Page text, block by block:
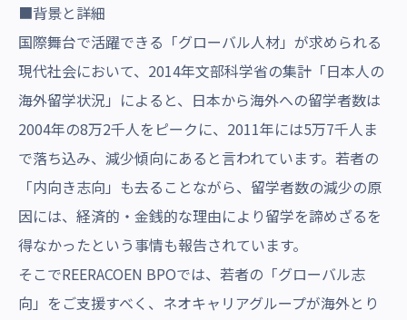
■背景と詳細
国際舞台で活躍できる「グローバル人材」が求められる
現代社会において、2014年文部科学省の集計「日本人の
海外留学状況」によると、日本から海外への留学者数は
2004年の8万2千人をピークに、2011年には5万7千人ま
で落ち込み、減少傾向にあると言われています。若者の
「内向き志向」も去ることながら、留学者数の減少の原
因には、経済的・金銭的な理由により留学を諦めざるを
得なかったという事情も報告されています。
そこでREERACOEN BPOでは、若者の「グローバル志
向」をご支援すべく、ネオキャリアグループが海外とり